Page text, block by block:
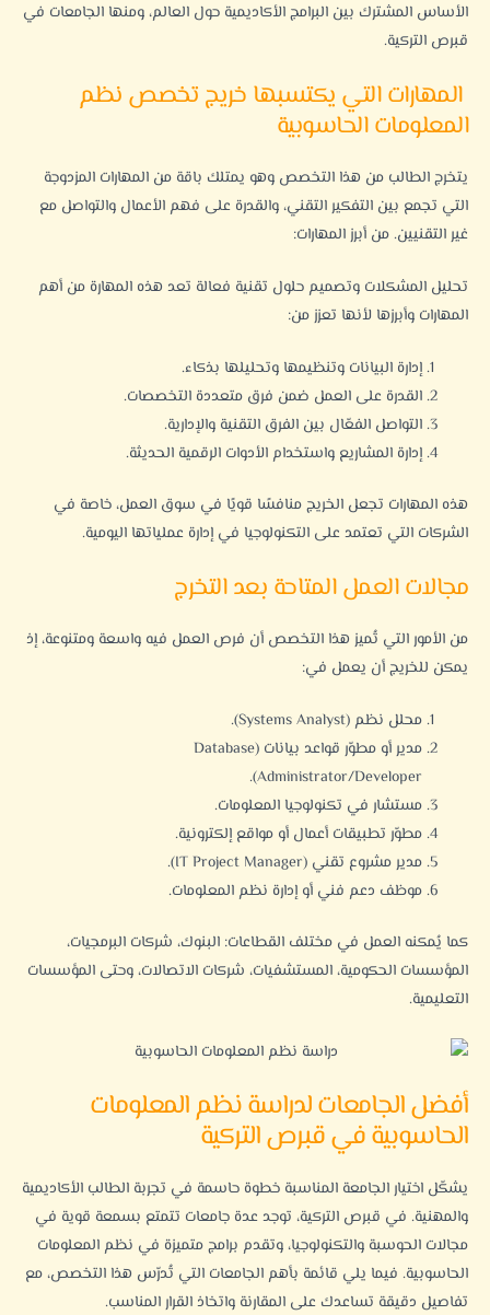
الأساس المشترك بين البرامج الأكاديمية حول العالم، ومنها الجامعات في
قبرص التركية.
المهارات التي يكتسبها خريج تخصص نظم
المعلومات الحاسوبية
يتخرج الطالب من هذا التخصص وهو يمتلك باقة من المهارات المزدوجة
التي تجمع بين التفكير التقني، والقدرة على فهم الأعمال والتواصل مع
غير التقنيين. من أبرز المهارات:
تحليل المشكلات وتصميم حلول تقنية فعالة تعد هذه المهارة من أهم
المهارات وأبرزها لأنها تعزز من:
إدارة البيانات وتنظيمها وتحليلها بذكاء.
القدرة على العمل ضمن فرق متعددة التخصصات.
التواصل الفعّال بين الفرق التقنية والإدارية.
إدارة المشاريع واستخدام الأدوات الرقمية الحديثة.
هذه المهارات تجعل الخريج منافسًا قويًا في سوق العمل، خاصة في
الشركات التي تعتمد على التكنولوجيا في إدارة عملياتها اليومية.
مجالات العمل المتاحة بعد التخرج
من الأمور التي تُميز هذا التخصص أن فرص العمل فيه واسعة ومتنوعة، إذ
يمكن للخريج أن يعمل في:
محلل نظم (Systems Analyst).
مدير أو مطوّر قواعد بيانات (Database
Administrator/Developer).
مستشار في تكنولوجيا المعلومات.
مطوّر تطبيقات أعمال أو مواقع إلكترونية.
مدير مشروع تقني (IT Project Manager).
موظف دعم فني أو إدارة نظم المعلومات.
كما يُمكنه العمل في مختلف القطاعات: البنوك، شركات البرمجيات،
المؤسسات الحكومية، المستشفيات، شركات الاتصالات، وحتى المؤسسات
التعليمية.
أفضل الجامعات لدراسة نظم المعلومات
الحاسوبية في قبرص التركية
يشكّل اختيار الجامعة المناسبة خطوة حاسمة في تجربة الطالب الأكاديمية
والمهنية. في قبرص التركية، توجد عدة جامعات تتمتع بسمعة قوية في
مجالات الحوسبة والتكنولوجيا، وتقدم برامج متميزة في نظم المعلومات
الحاسوبية. فيما يلي قائمة بأهم الجامعات التي تُدرّس هذا التخصص، مع
تفاصيل دقيقة تساعدك على المقارنة واتخاذ القرار المناسب.